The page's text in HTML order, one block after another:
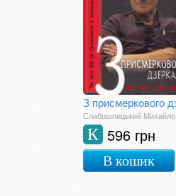
Слабошпицький Михайло
596 грн
К
В кошик